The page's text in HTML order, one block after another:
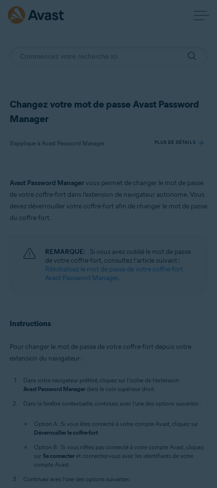
Changez votre mot de passe Avast Password
Manager
S’applique à Avast Password Manager PLUS DE DÉTAILS
Produits:
Avast Password Manager
Avast Password Managervous permet de changer le mot de passe
de votre coffre-fort dans l’extension de navigateur autonome. Vous
devez déverrouiller votre coffre-fort afin de changer le mot de passe
du coffre-fort.
REMARQUE: Si vous avez oublié le mot de passe
de votre coffre-fort, consultez l’article suivant :
Réinitialisez le mot de passe de votre coffre-fort
Avast Password Manager.
Instructions
Pour changer le mot de passe de votre coffre-fort depuis votre
extension du navigateur :
Dans votre navigateur préféré, cliquez sur l’icône de l’extension
Avast Password Manager dans le coin supérieur droit.
Dans la fenêtre contextuelle, continuez avec l’une des options suivantes :
Option A : Si vous êtes connecté à votre compte Avast, cliquez sur
Déverrouiller le coffre-fort.
Option B : Si vous n’êtes pas connecté à votre compte Avast, cliquez
sur Se connecter et connectez-vous avec les identifiants de votre
compte Avast.
Continuez avec l’une des options suivantes :